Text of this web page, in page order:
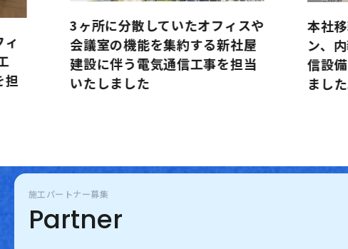
担
3ヶ所に分散していたオフィスや
会議室の機能を集約する新社屋
建設に伴う電気通信工事を担当
いたしました
本社
ン、
信設
ました
施工パートナー募集
Partner